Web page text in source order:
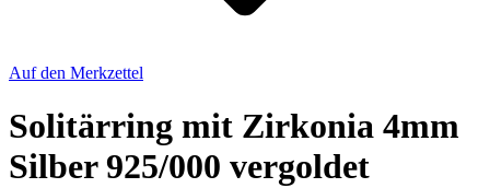
Auf den Merkzettel
Solitärring mit Zirkonia 4mm
Silber 925/000 vergoldet